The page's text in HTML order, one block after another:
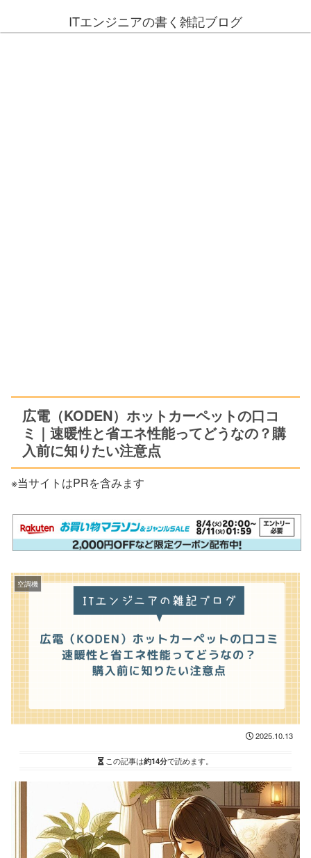
ITエンジニアの書く雑記ブログ
広電（KODEN）ホットカーペットの口コ
ミ｜速暖性と省エネ性能ってどうなの？購
入前に知りたい注意点
※当サイトはPRを含みます
空調機
2025.10.13
この記事は約14分で読めます。